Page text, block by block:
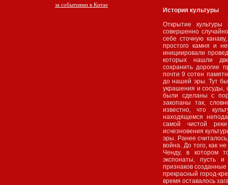
за событиями в Китае
История культуры
Открытие
совершенно
себе сточную
простого камня и
инициировали
которых нашли
сохранить дорогие
почти 9 сотен
до нашей эры. Тут
украшения и сосуды,
были сделаны с
закопаны так,
известно, что
находящемся
самой чистой
исчезновения
эры. Ранее
война. До того, как
Ченду, в котором
экспонаты, пусть
признаков
прекрасный город-
время оставалось